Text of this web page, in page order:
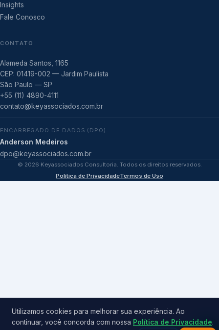
Insights
Fale Conosco
CONTATO
Alameda Santos, 1165
CEP: 01419-002 — Jardim Paulista
São Paulo — SP
+55 (11) 4890-4111
contato@keyassociados.com.br
ENCARREGADO DE DADOS (DPO)
Anderson Medeiros
dpo@keyassociados.com.br
© 2026 Keyassociados Consultoria. Todos os direitos reservados.
Política de PrivacidadeTermos de Uso
Utilizamos cookies para melhorar sua experiência. Ao
continuar, você concorda com nossa Política de Privacidade.